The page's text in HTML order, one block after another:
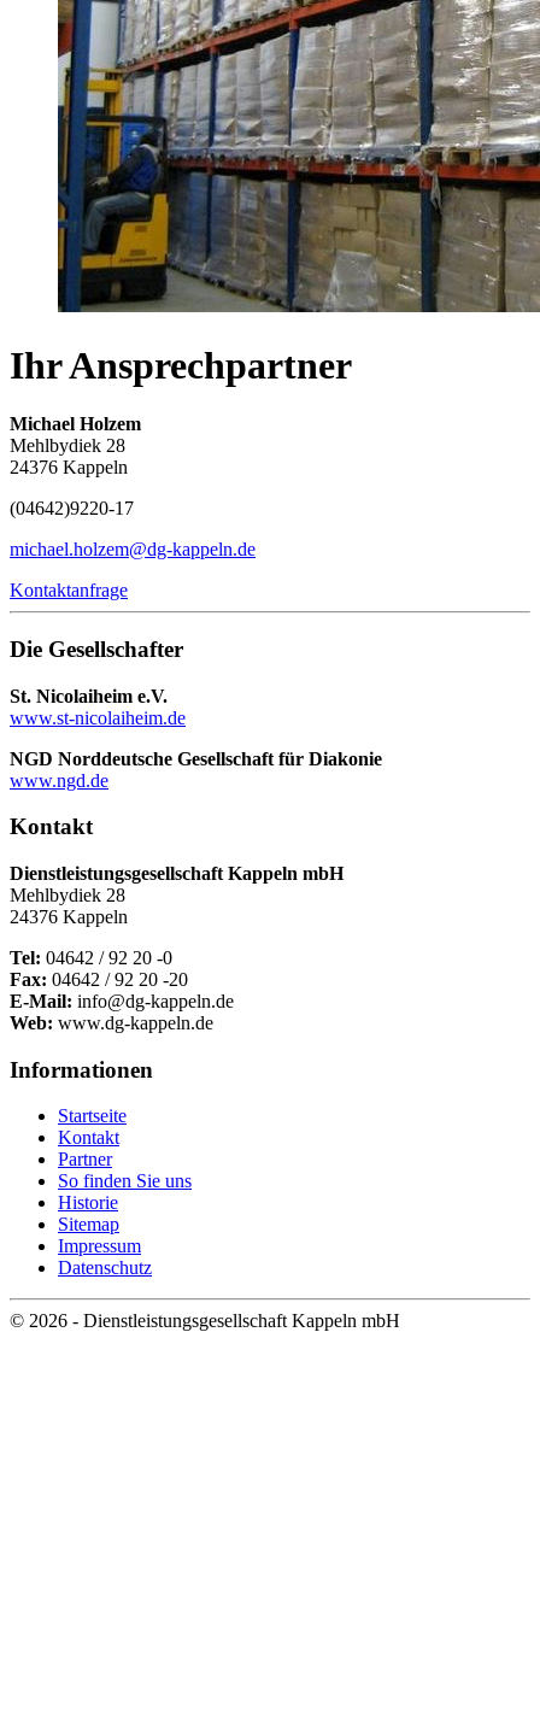
Ihr Ansprechpartner
Michael Holzem
Mehlbydiek 28
24376 Kappeln
(04642)9220-17
michael.holzem@dg-kappeln.de
Kontaktanfrage
Die Gesellschafter
St. Nicolaiheim e.V.
www.st-nicolaiheim.de
NGD Norddeutsche Gesellschaft für Diakonie
www.ngd.de
Kontakt
Dienstleistungsgesellschaft Kappeln mbH
Mehlbydiek 28
24376 Kappeln
Tel: 04642 / 92 20 -0
Fax: 04642 / 92 20 -20
E-Mail: info@dg-kappeln.de
Web: www.dg-kappeln.de
Informationen
Startseite
Kontakt
Partner
So finden Sie uns
Historie
Sitemap
Impressum
Datenschutz
© 2026 - Dienstleistungsgesellschaft Kappeln mbH